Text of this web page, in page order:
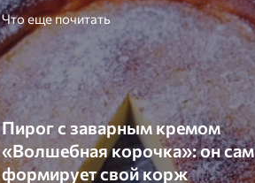
Что еще почитать
Пирог с заварным кремом
«Волшебная корочка»: он сам
формирует свой корж